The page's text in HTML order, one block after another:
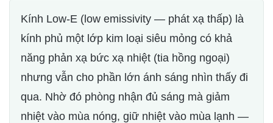
Kính Low-E (low emissivity — phát xạ thấp) là
kính phủ một lớp kim loại siêu mỏng có khả
năng phản xạ bức xạ nhiệt (tia hồng ngoại)
nhưng vẫn cho phần lớn ánh sáng nhìn thấy đi
qua. Nhờ đó phòng nhận đủ sáng mà giảm
nhiệt vào mùa nóng, giữ nhiệt vào mùa lạnh —